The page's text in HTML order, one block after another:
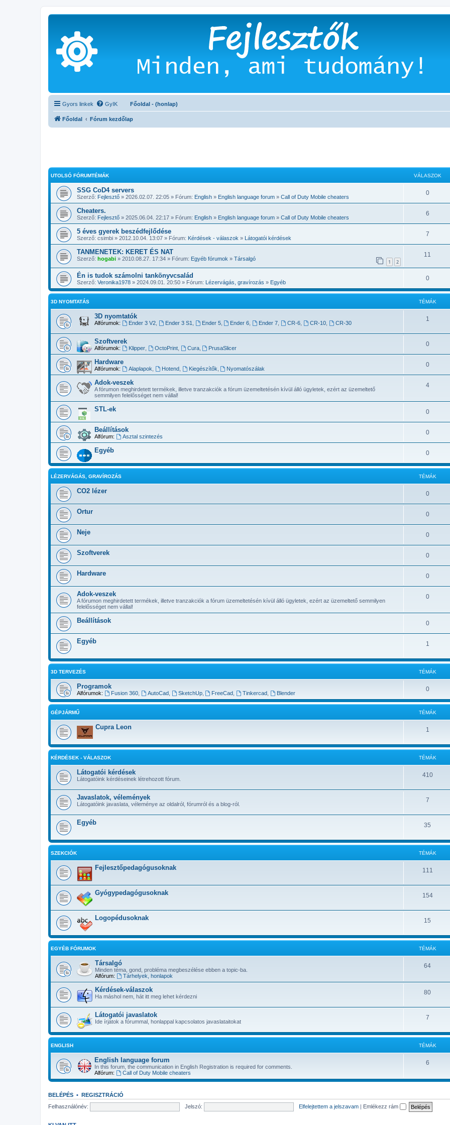
Gyors linkek GyIK Főoldal - (honlap)
Főoldal Fórum kezdőlap
UTOLSÓ FÓRUMTÉMÁK VÁLASZOK
SSG CoD4 servers
Szerző: Fejlesztő » 2026.02.07. 22:05 » Fórum: English » English language forum » Call of Duty Mobile cheaters
0
Cheaters.
Szerző: Fejlesztő » 2025.06.04. 22:17 » Fórum: English » English language forum » Call of Duty Mobile cheaters
6
5 éves gyerek beszédfejlődése
Szerző: csimbi » 2012.10.04. 13:07 » Fórum: Kérdések - válaszok » Látogatói kérdések
7
TANMENETEK: KERET ÉS NAT
1 2
Szerző: hogabi » 2010.08.27. 17:34 » Fórum: Egyéb fórumok » Társalgó
11
Én is tudok számolni tankönyvcsalád
Szerző: Veronika1978 » 2024.09.01. 20:50 » Fórum: Lézervágás, gravírozás » Egyéb
0
3D NYOMTATÁS TÉMÁK
3D nyomtatók
Alfórumok: Ender 3 V2, Ender 3 S1 Ender 5, Ender 6 Ender 7 CR-6 CR-10, CR-30
1
Szoftverek
Alfórumok: Klipper, OctoPrint, Cura, PrusaSlicer
0
Hardware
Alfórumok: Alaplapok Hotend, Kiegészítők Nyomatószálak
0
Adok-veszek
A fórumon meghirdetett termékek, illetve tranzakciók a fórum üzemeltetésén kívül álló ügyletek, ezért az üzemeltető
semmilyen felelősséget nem vállal!
4
STL-ek 0
Beállítások
Alfórum: Asztal szintezés
0
Egyéb 0
LÉZERVÁGÁS, GRAVÍROZÁS TÉMÁK
CO2 lézer 0
Ortur 0
Neje 0
Szoftverek 0
Hardware 0
Adok-veszek
A fórumon meghirdetett termékek, illetve tranzakciók a fórum üzemeltetésén kívül álló ügyletek, ezért az üzemeltető semmilyen
felelősséget nem vállal!
0
Beállítások 0
Egyéb 1
3D TERVEZÉS TÉMÁK
Programok
Alfórumok: Fusion 360, AutoCad, SketchUp, FreeCad Tinkercad Blender
0
GÉPJÁRMŰ TÉMÁK
Cupra Leon 1
KÉRDÉSEK - VÁLASZOK TÉMÁK
Látogatói kérdések
Látogatóink kérdéseinek létrehozott fórum.
410
Javaslatok, vélemények
Látogatóink javaslata, véleménye az oldalról, fórumról és a blog-ról.
7
Egyéb 35
SZEKCIÓK TÉMÁK
Fejlesztőpedagógusoknak 111
Gyógypedagógusoknak 154
Logopédusoknak 15
EGYÉB FÓRUMOK TÉMÁK
Társalgó
Minden téma, gond, probléma megbeszélése ebben a topic-ba.
Alfórum:
Tárhelyek, honlapok
64
Kérdések-válaszok
Ha máshol nem, hát itt meg lehet kérdezni
80
Látogatói javaslatok
Ide írjátok a fórummal, honlappal kapcsolatos javaslataitokat
7
ENGLISH TÉMÁK
English language forum
In this forum, the communication in English Registration is required for comments.
Alfórum:
Call of Duty Mobile cheaters
6
BELÉPÉS • REGISZTRÁCIÓ
Felhasználónév:
Jelszó: Elfelejtettem a jelszavam | Emlékezz rám